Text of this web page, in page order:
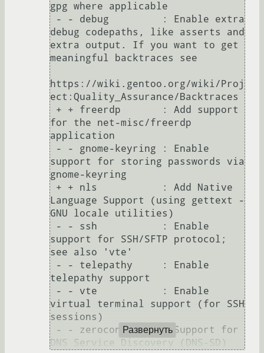
gpg where applicable
debug codepaths, like asserts and
extra output. If you want to get
meaningful backtraces see
https://wiki.gentoo.org/wiki/Proj
ect:Quality_Assurance/Backtraces
for the net-misc/freerdp
application
support for storing passwords via
gnome-keyring
Language Support (using gettext -
GNU locale utilities)
support for SSH/SFTP protocol;
see also 'vte'
telepathy support
virtual terminal support (for SSH
sessions)
Развернуть